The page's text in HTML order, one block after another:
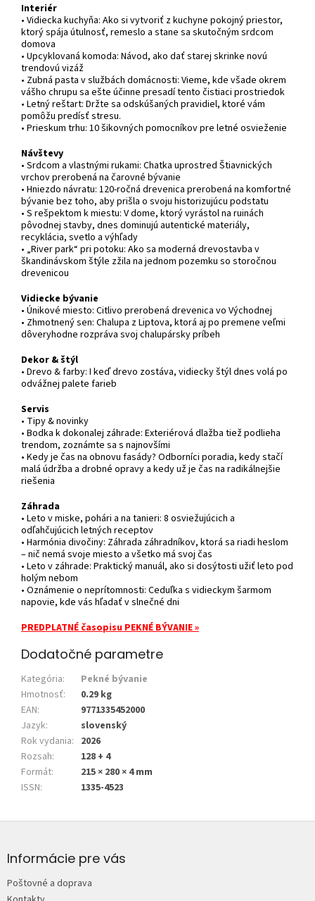
Interiér
• Vidiecka kuchyňa: Ako si vytvoriť z kuchyne pokojný priestor,
ktorý spája útulnosť, remeslo a stane sa skutočným srdcom
domova
• Upcyklovaná komoda: Návod, ako dať starej skrinke novú
trendovú vizáž
• Zubná pasta v službách domácnosti: Vieme, kde všade okrem
vášho chrupu sa ešte účinne presadí tento čistiaci prostriedok
• Letný reštart: Držte sa odskúšaných pravidiel, ktoré vám
pomôžu predísť stresu.
• Prieskum trhu: 10 šikovných pomocníkov pre letné osvieženie
Návštevy
• Srdcom a vlastnými rukami: Chatka uprostred Štiavnických
vrchov prerobená na čarovné bývanie
• Hniezdo návratu: 120-ročná drevenica prerobená na komfortné
bývanie bez toho, aby prišla o svoju historizujúcu podstatu
• S rešpektom k miestu: V dome, ktorý vyrástol na ruinách
pôvodnej stavby, dnes dominujú autentické materiály,
recyklácia, svetlo a výhľady
• „River park“ pri potoku: Ako sa moderná drevostavba v
škandinávskom štýle zžila na jednom pozemku so storočnou
drevenicou
Vidiecke bývanie
• Únikové miesto: Citlivo prerobená drevenica vo Východnej
• Zhmotnený sen: Chalupa z Liptova, ktorá aj po premene veľmi
dôveryhodne rozpráva svoj chalupársky príbeh
Dekor & štýl
• Drevo & farby: I keď drevo zostáva, vidiecky štýl dnes volá po
odvážnej palete farieb
Servis
• Tipy & novinky
• Bodka k dokonalej záhrade: Exteriérová dlažba tiež podlieha
trendom, zoznámte sa s najnovšími
• Kedy je čas na obnovu fasády? Odborníci poradia, kedy stačí
malá údržba a drobné opravy a kedy už je čas na radikálnejšie
riešenia
Záhrada
• Leto v miske, pohári a na tanieri: 8 osviežujúcich a
odľahčujúcich letných receptov
• Harmónia divočiny: Záhrada záhradníkov, ktorá sa riadi heslom
– nič nemá svoje miesto a všetko má svoj čas
• Leto v záhrade: Praktický manuál, ako si dosýtosti užiť leto pod
holým nebom
• Oznámenie o neprítomnosti: Ceduľka s vidieckym šarmom
napovie, kde vás hľadať v slnečné dni
PREDPLATNÉ časopisu PEKNÉ BÝVANIE »
Dodatočné parametre
Kategória:
Pekné bývanie
Hmotnosť:
0.29 kg
EAN:
9771335452000
Jazyk:
slovenský
Rok vydania: 2026
Rozsah:
128 + 4
Formát:
215 × 280 × 4 mm
ISSN: 1335-4523
pInformácie pre vás
Poštovné a doprava